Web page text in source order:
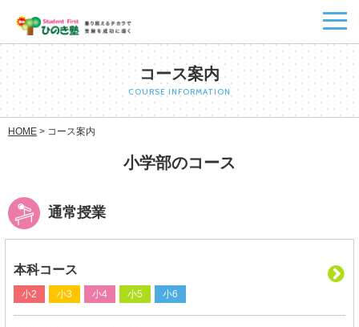
コース案内
COURSE INFORMATION
HOME > コース案内
小学部のコース
通常授業
本科コース
小2 小3 小4 小5 小6